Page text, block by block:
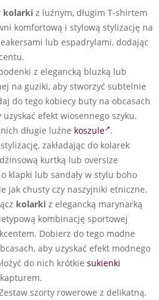
kolarki z luźnym, długim T-shirtem
komfortową i stylową stylizację na
lub espadrylami, dodając
z elegancką bluzką lub
na guziki, aby stworzyć subtelnie
do tego kobiecy buty na obcasach
efekt wiosennego szyku.
długie luźne koszule .
zakładając do kolarek
kurtką lub oversize
klapki lub sandały w stylu boho
jak chusty czy naszyjniki etniczne.
kolarki z elegancką marynarką
kombinację sportowej
Dobierz do tego modne
aby uzyskać efekt modnego
do nich krótkie sukienki
szorty rowerowe z delikatną,